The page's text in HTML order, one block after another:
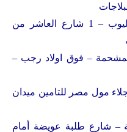
رنين فرع قليوب : رنين قليوب – 1 شارع العاشر من
– فوق اولاد رجب –
طنطا : 255 ش الجلاء مول مصر للتامين ميدان
– شارع طلبة عويضة أمام